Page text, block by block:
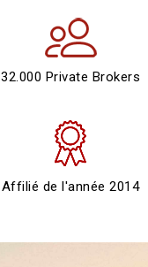
32.000 Private Brokers
Affilié de l'année 2014